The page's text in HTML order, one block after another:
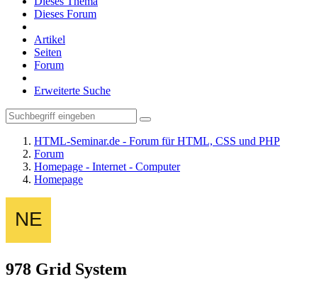
Dieses Forum
Artikel
Seiten
Forum
Erweiterte Suche
HTML-Seminar.de - Forum für HTML, CSS und PHP
Forum
Homepage - Internet - Computer
Homepage
978 Grid System